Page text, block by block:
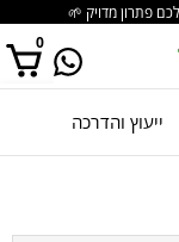
פתרון מדויק 🌱
0
בסל הקניות.
ייעוץ והדרכה